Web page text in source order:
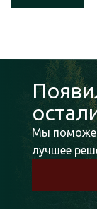
Мы
лучшее